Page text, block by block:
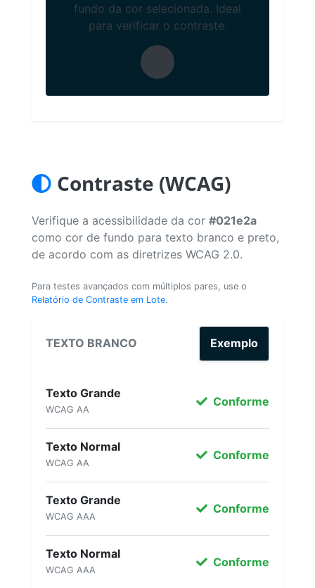
fundo da cor selecionada. Ideal
para verificar o contraste.
Contraste (WCAG)
Verifique a acessibilidade da cor #021e2a
como cor de fundo para texto branco e preto,
de acordo com as diretrizes WCAG 2.0.
Para testes avançados com múltiplos pares, use o
Relatório de Contraste em Lote.
TEXTO BRANCO Exemplo
Texto Grande
WCAG AA
Conforme
Texto Normal
WCAG AA
Conforme
Texto Grande
WCAG AAA
Conforme
Texto Normal
WCAG AAA
Conforme